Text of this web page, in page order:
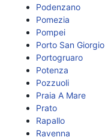
Podenzano
Pomezia
Pompei
Porto San Giorgio
Portogruaro
Potenza
Pozzuoli
Praia A Mare
Prato
Rapallo
Ravenna